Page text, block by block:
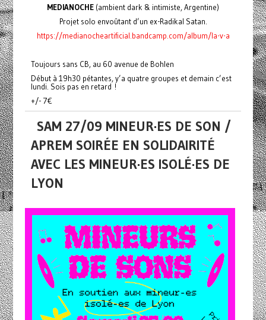
MEDIANOCHE (ambient dark & intimiste, Argentine)
Projet solo envoûtant d’un ex-Radikal Satan.
https://medianocheartificial.bandcamp.com/album/la-v-a
Toujours sans CB, au 60 avenue de Bohlen
Début à 19h30 pétantes, y’a quatre groupes et demain c’est
lundi. Sois pas en retard !
+/- 7€
SAM 27/09 MINEUR·ES DE SON /
APREM SOIRÉE EN SOLIDAIRITÉ
AVEC LES MINEUR·ES ISOLÉ·ES DE
LYON